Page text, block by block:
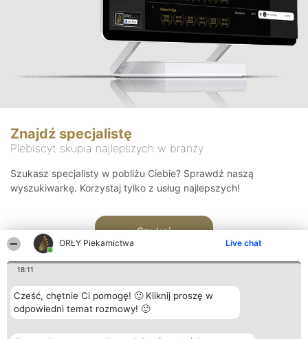
ORŁY Piekarnictwa Live chat
18:11
Cześć, chętnie Ci pomogę! 🙂 Kliknij proszę w
odpowiedni temat rozmowy! 🙂
Znajdź specjalistę
Plebiscyt skupia najlepszych w branży
Szukasz specjalisty w pobliżu Ciebie? Sprawdź naszą
wyszukiwarkę. Korzystaj tylko z usług najlepszych!
Szukaj
Organizator plebiscytu Plebiscyt Kontakt